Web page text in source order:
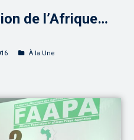
de l’Afrique…
À la Une